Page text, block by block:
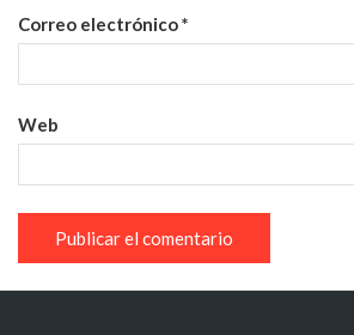
Correo electrónico*
Web